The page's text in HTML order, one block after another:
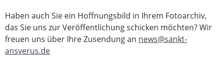
Haben auch Sie ein Hoffnungsbild in Ihrem Fotoarchiv,
das Sie uns zur Veröffentlichung schicken möchten? Wir
freuen uns über Ihre Zusendung an news@sankt-
ansverus.de